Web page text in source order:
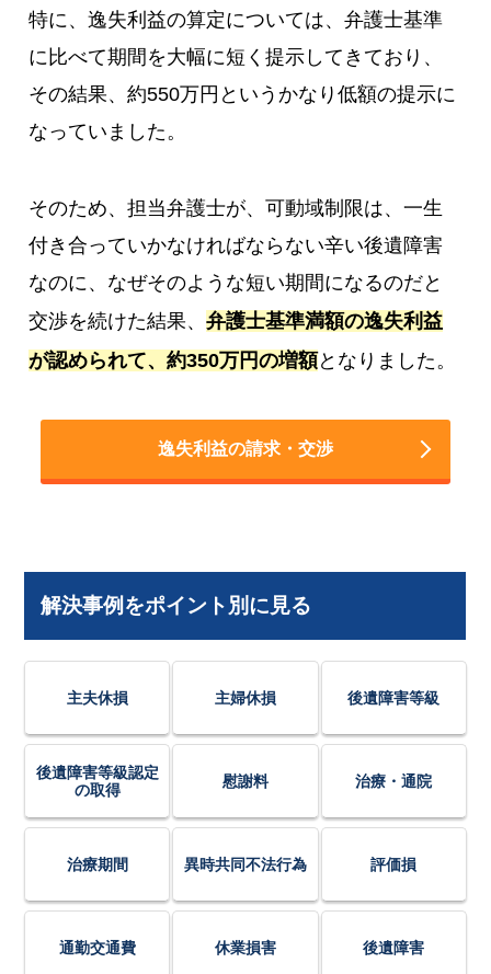
特に、逸失利益の算定については、弁護士基準
に比べて期間を大幅に短く提示してきており、
その結果、約550万円というかなり低額の提示に
なっていました。
そのため、担当弁護士が、可動域制限は、一生
付き合っていかなければならない辛い後遺障害
なのに、なぜそのような短い期間になるのだと
交渉を続けた結果、弁護士基準満額の逸失利益
が認められて、約350万円の増額となりました。
逸失利益の請求・交渉
解決事例をポイント別に見る
主夫休損 主婦休損 後遺障害等級
後遺障害等級認定
の取得
慰謝料 治療・通院
治療期間 異時共同不法行為 評価損
通勤交通費 休業損害 後遺障害